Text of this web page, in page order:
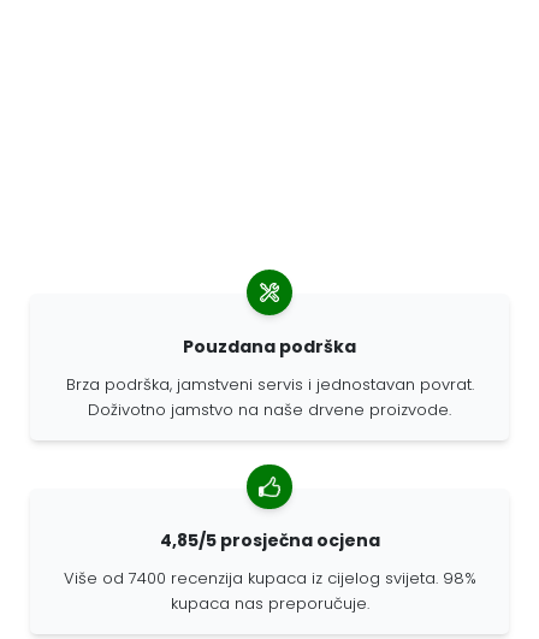
Pouzdana podrška
Brza podrška, jamstveni servis i jednostavan povrat.
Doživotno jamstvo na naše drvene proizvode.
4,85/5 prosječna ocjena
Više od 7400 recenzija kupaca iz cijelog svijeta. 98%
kupaca nas preporučuje.